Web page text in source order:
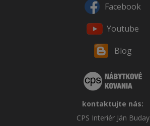
Facebook
Youtube
Blog
kontaktujte nás:
CPS Interiér Ján Buday